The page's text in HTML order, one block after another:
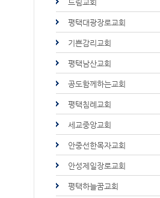
드림교회
평택대광장로교회
기쁜감리교회
평택남산교회
공도함께하는교회
평택침례교회
세교중앙교회
안중선한목자교회
안성제일장로교회
평택하늘꿈교회